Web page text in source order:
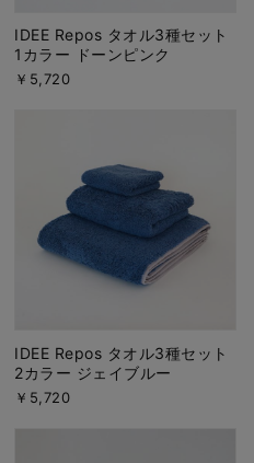
IDEE Repos タオル3種セット
1カラー ドーンピンク
￥5,720
IDEE Repos タオル3種セット
2カラー ジェイブルー
￥5,720